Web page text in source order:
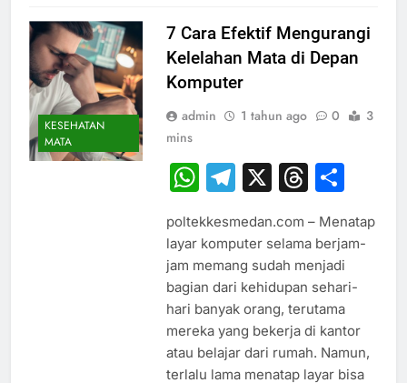
KESEHATAN
MATA
7 Cara Efektif Mengurangi
Kelelahan Mata di Depan
Komputer
admin 1 tahun ago 0
3
mins
WhatsApp
Telegram
X
poltekkesmedan.com – Menatap
layar komputer selama berjam-
jam memang sudah menjadi
bagian dari kehidupan sehari-
hari banyak orang, terutama
mereka yang bekerja di kantor
atau belajar dari rumah. Namun,
terlalu lama menatap layar bisa